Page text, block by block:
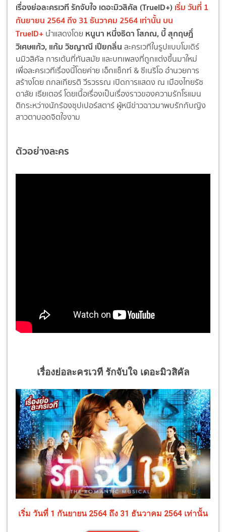
เรื่องย่อละครเวที รักจับใจ เดอะมิวสิคัล (TrueID+)เริ่ม วันที่ 1
กันยายน 2564 ถึง 31 ธันวาคม 2564 เท่านั้น บน
TrueID+ นำแสดงโดย หนูนา หนึ่งธิดา โสภณ, บี้ สุกฤษฏิ์
วิเศษแก้ว, แก้ม วิชญาณี เปียกลิ่น ละครเวทีในรูปแบบโมเดิร์
นมิวสิคัล การเต้นที่ทันสมัย และบทเพลงที่ถูกแต่งขึ้นมาใหม่
เพื่อละครเวทีเรื่องนี้โดยค่าย เอ็กแซ็กท์ & ซีเนริโอ อำนวยการ
สร้างโดย ถกลเกียรติ วีรวรรณ เปิดการแสดง ณ เมืองไทยรัช
ดาลัย เธียเตอร์ โดยเนื้อเรื่องเป็นเรื่องราวของความรักโรแมน
ติกระหว่างนักร้องซุปเปอร์สตาร์ ผู้หนีข่าวฉาวมาพบรักกับญิง
สาวตาบอดจิตใจงาม
ตัวอย่างละคร
เรื่องย่อละครเวที รักจับใจ เดอะมิวสิคัล
เริ่ม วันที่ 1 กันยายน 2564 ถึง 31 ธันวาคม 2564 เท่านั้น